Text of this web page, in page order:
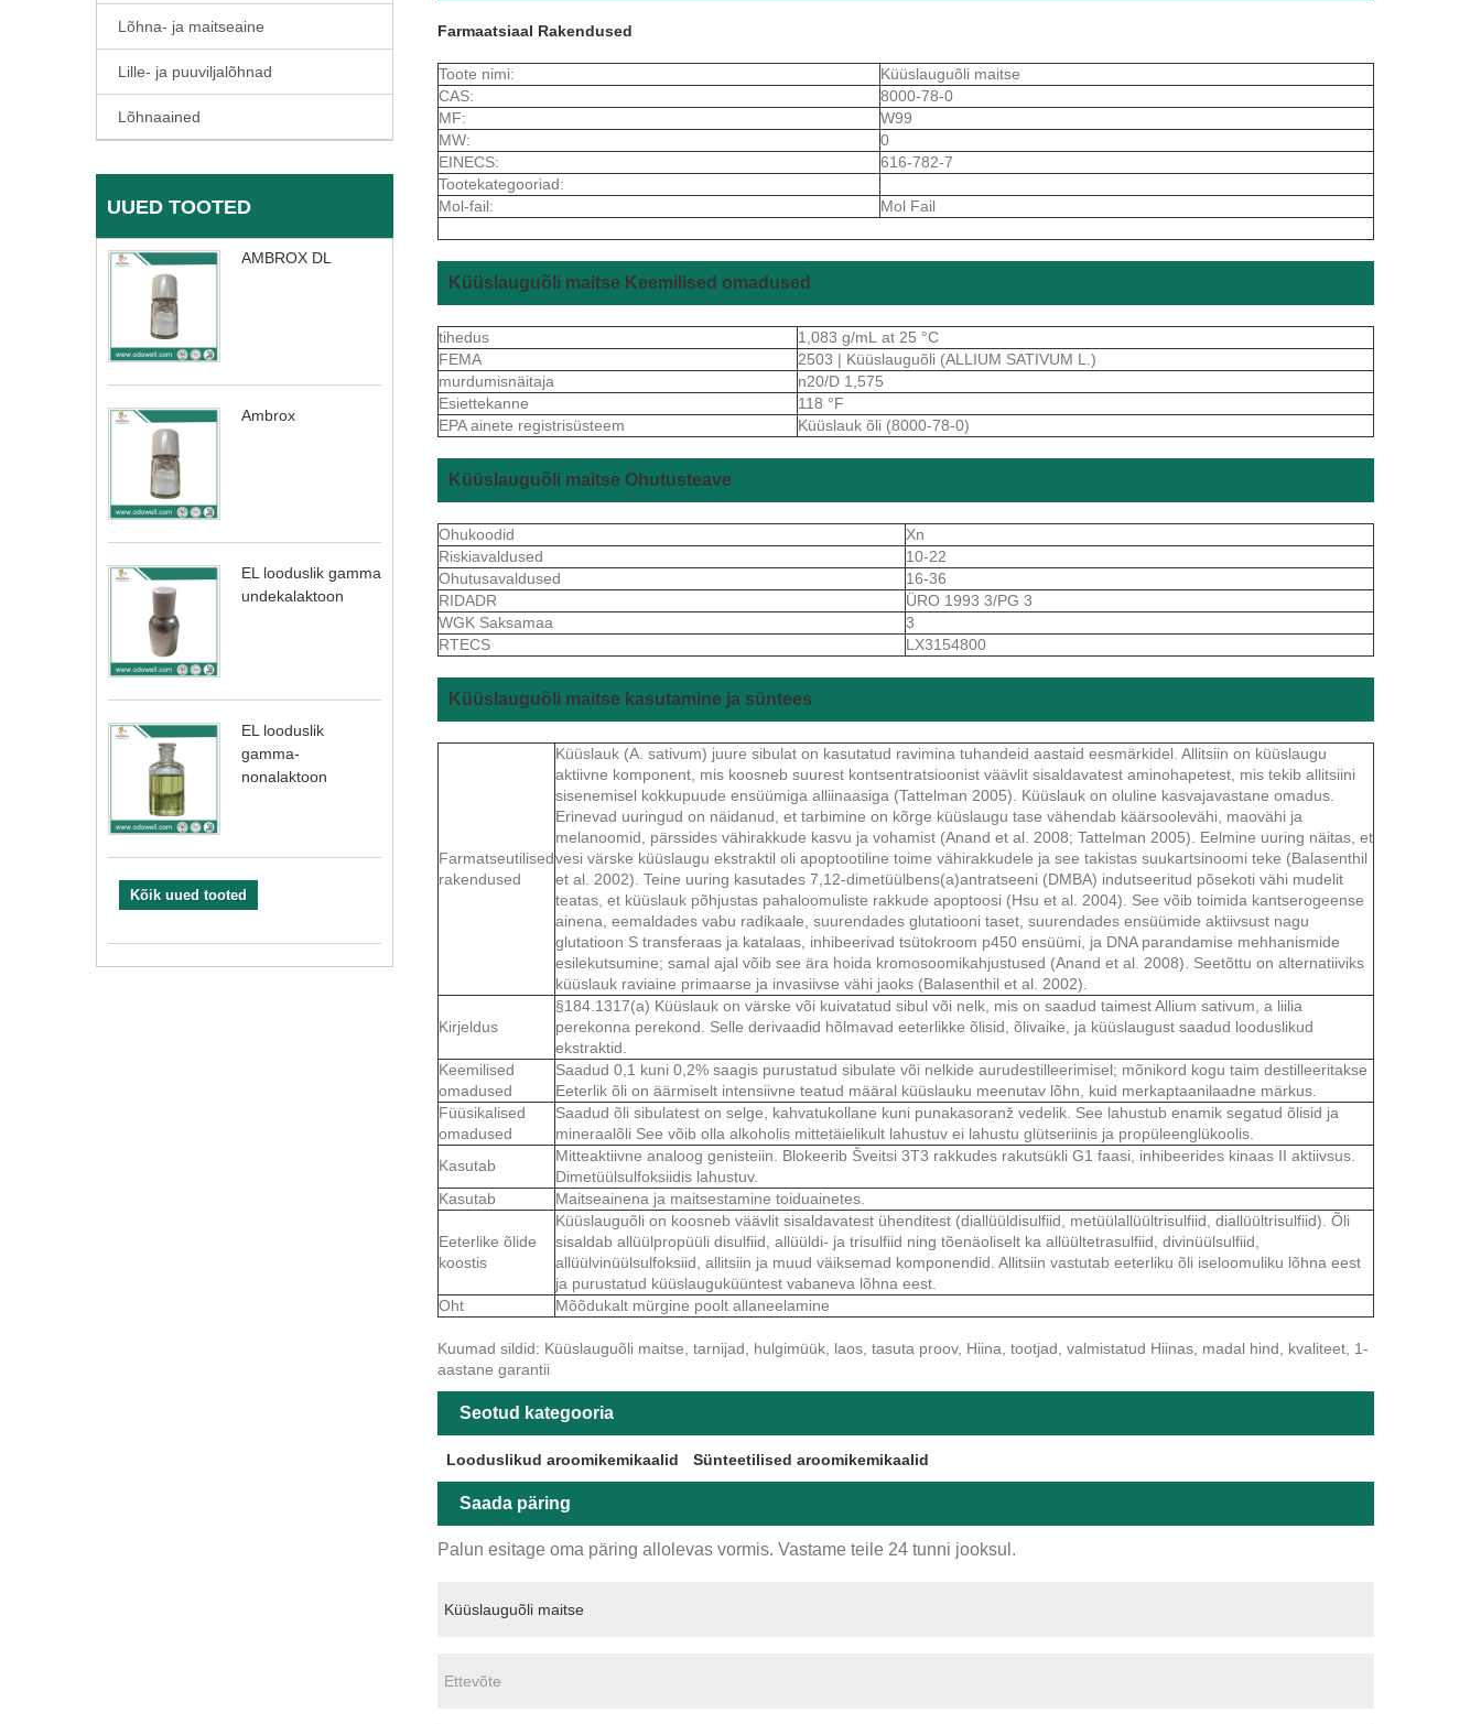
Lõhna- ja maitseaine
Lille- ja puuviljalõhnad
Lõhnaained
UUED TOOTED
AMBROX DL
Ambrox
EL looduslik gamma
undekalaktoon
EL looduslik
gamma-
nonalaktoon
Kõik uued tooted
Farmaatsiaal Rakendused
Toote nimi:
Küüslauguõli maitse
CAS:
8000-78-0
MF:
W99
MW:
0
EINECS:
616-782-7
Tootekategooriad:
Mol-fail:
Mol Fail
Küüslauguõli maitse Keemilised omadused
tihedus
1,083 g/mL at 25 °C
FEMA
2503 | Küüslauguõli (ALLIUM SATIVUM L.)
murdumisnäitaja
n20/D 1,575
Esiettekanne
118 °F
EPA ainete registrisüsteem
Küüslauk õli (8000-78-0)
Küüslauguõli maitse Ohutusteave
Ohukoodid
Xn
Riskiavaldused
10-22
Ohutusavaldused
16-36
RIDADR
ÜRO 1993 3/PG 3
WGK Saksamaa
3
RTECS
LX3154800
Küüslauguõli maitse kasutamine ja süntees
Farmatseutilised
rakendused
Küüslauk (A. sativum) juure sibulat on kasutatud ravimina tuhandeid aastaid eesmärkidel. Allitsiin on küüslaugu
aktiivne komponent, mis koosneb suurest kontsentratsioonist väävlit sisaldavatest aminohapetest, mis tekib allitsiini
sisenemisel kokkupuude ensüümiga alliinaasiga (Tattelman 2005). Küüslauk on oluline kasvajavastane omadus.
Erinevad uuringud on näidanud, et tarbimine on kõrge küüslaugu tase vähendab käärsoolevähi, maovähi ja
melanoomid, pärssides vähirakkude kasvu ja vohamist (Anand et al. 2008; Tattelman 2005). Eelmine uuring näitas, et
vesi värske küüslaugu ekstraktil oli apoptootiline toime vähirakkudele ja see takistas suukartsinoomi teke (Balasenthil
et al. 2002). Teine uuring kasutades 7,12-dimetüülbens(a)antratseeni (DMBA) indutseeritud põsekoti vähi mudelit
teatas, et küüslauk põhjustas pahaloomuliste rakkude apoptoosi (Hsu et al. 2004). See võib toimida kantserogeense
ainena, eemaldades vabu radikaale, suurendades glutatiooni taset, suurendades ensüümide aktiivsust nagu
glutatioon S transferaas ja katalaas, inhibeerivad tsütokroom p450 ensüümi, ja DNA parandamise mehhanismide
esilekutsumine; samal ajal võib see ära hoida kromosoomikahjustused (Anand et al. 2008). Seetõttu on alternatiiviks
küüslauk raviaine primaarse ja invasiivse vähi jaoks (Balasenthil et al. 2002).
Kirjeldus
§184.1317(a) Küüslauk on värske või kuivatatud sibul või nelk, mis on saadud taimest Allium sativum, a liilia
perekonna perekond. Selle derivaadid hõlmavad eeterlikke õlisid, õlivaike, ja küüslaugust saadud looduslikud
ekstraktid.
Keemilised
omadused
Saadud 0,1 kuni 0,2% saagis purustatud sibulate või nelkide aurudestilleerimisel; mõnikord kogu taim destilleeritakse
Eeterlik õli on äärmiselt intensiivne teatud määral küüslauku meenutav lõhn, kuid merkaptaanilaadne märkus.
Füüsikalised
omadused
Saadud õli sibulatest on selge, kahvatukollane kuni punakasoranž vedelik. See lahustub enamik segatud õlisid ja
mineraalõli See võib olla alkoholis mittetäielikult lahustuv ei lahustu glütseriinis ja propüleenglükoolis.
Kasutab
Mitteaktiivne analoog genisteiin. Blokeerib Šveitsi 3T3 rakkudes rakutsükli G1 faasi, inhibeerides kinaas II aktiivsus.
Dimetüülsulfoksiidis lahustuv.
Kasutab
Maitseainena ja maitsestamine toiduainetes.
Eeterlike õlide
koostis
Küüslauguõli on koosneb väävlit sisaldavatest ühenditest (diallüüldisulfiid, metüülallüültrisulfiid, diallüültrisulfiid). Õli
sisaldab allüülpropüüli disulfiid, allüüldi- ja trisulfiid ning tõenäoliselt ka allüültetrasulfiid, divinüülsulfiid,
allüülvinüülsulfoksiid, allitsiin ja muud väiksemad komponendid. Allitsiin vastutab eeterliku õli iseloomuliku lõhna eest
ja purustatud küüslauguküüntest vabaneva lõhna eest.
Oht
Mõõdukalt mürgine poolt allaneelamine
Kuumad sildid: Küüslauguõli maitse, tarnijad, hulgimüük, laos, tasuta proov, Hiina, tootjad, valmistatud Hiinas, madal hind, kvaliteet, 1-
aastane garantii
Seotud kategooria
Looduslikud aroomikemikaalid Sünteetilised aroomikemikaalid
Saada päring
Palun esitage oma päring allolevas vormis. Vastame teile 24 tunni jooksul.